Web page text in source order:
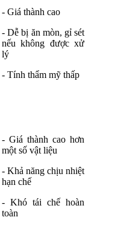
- Giá thành cao
- Dễ bị ăn mòn, gỉ sét
nếu không được xử
lý
- Tính thẩm mỹ thấp
- Giá thành cao hơn
một số vật liệu
- Khả năng chịu nhiệt
hạn chế
- Khó tái chế hoàn
toàn